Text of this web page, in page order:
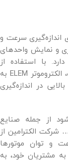
اندازه‌گیری سرعت و
و نمایش واحدهای
با استفاده از
تکنولوژی پیشرفته‌ای که در آن به کار رفته است، الکتروموتر ELEM به
در اندازه‌گیری
از جمله صنایع
شرکت الکترامین از
و توان موتورها
مشتریان خود، به